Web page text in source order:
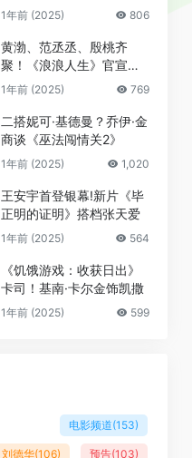
日全国公映
1年前 (2025) 806
黄渤、范丞丞、殷桃齐
聚！《浪浪人生》官宣阵
容
1年前 (2025) 769
二搭妮可·基德曼？乔伊·金
商谈《巫法闯情关2》
1年前 (2025) 1,020
王安宇首登银幕!新片《毕
正明的证明》搭档张天爱
1年前 (2025) 564
《饥饿游戏：收获日出》
卡司！基南·卡尔金饰凯撒
1年前 (2025) 599
电影频道(153)
刘德华(106) 预告(103)